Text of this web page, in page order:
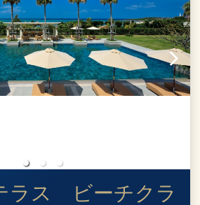
ラス ビーチクラ